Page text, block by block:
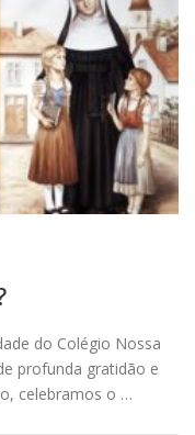
do Colégio Nossa
profunda gratidão e
celebramos o …